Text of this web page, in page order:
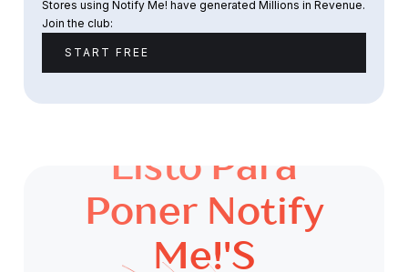
Stores using Notify Me! have generated Millions in Revenue.
Join the club:
START FREE
Listo Para
Poner Notify
Me!'s